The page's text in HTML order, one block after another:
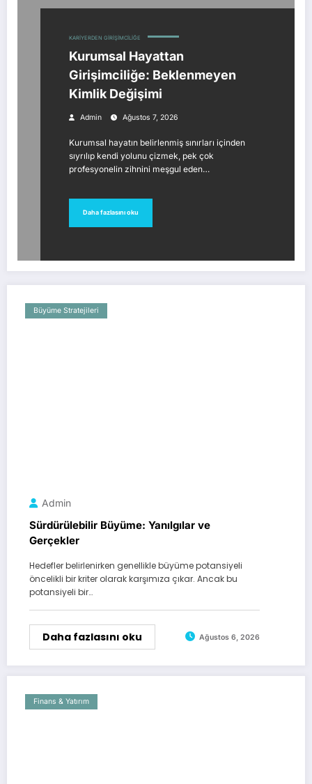
KARIYERDEN GIRIŞIMCILIĞE
Kurumsal Hayattan
Girişimciliğe: Beklenmeyen
Kimlik Değişimi
Admin Ağustos 7, 2026
Kurumsal hayatın belirlenmiş sınırları içinden
sıyrılıp kendi yolunu çizmek, pek çok
profesyonelin zihnini meşgul eden…
Daha fazlasını oku
Büyüme Stratejileri
Admin
Sürdürülebilir Büyüme: Yanılgılar ve
Gerçekler
Hedefler belirlenirken genellikle büyüme potansiyeli
öncelikli bir kriter olarak karşımıza çıkar. Ancak bu
potansiyeli bir…
Daha fazlasını oku Ağustos 6, 2026
Finans & Yatırım